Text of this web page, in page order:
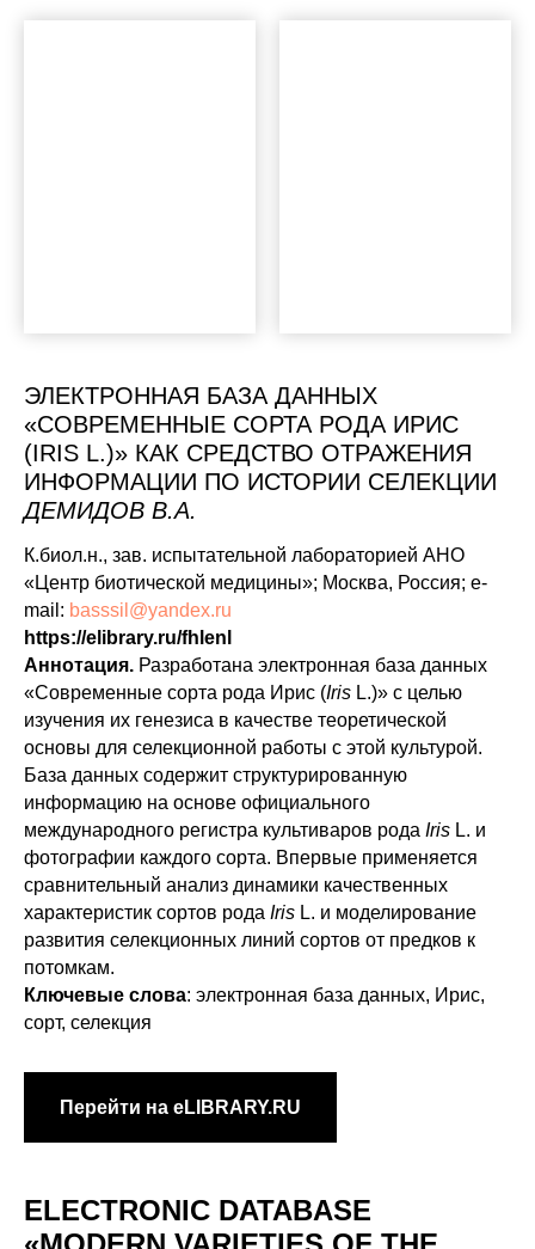
ЭЛЕКТРОННАЯ БАЗА ДАННЫХ
«СОВРЕМЕННЫЕ СОРТА РОДА ИРИС
(IRIS L.)» КАК СРЕДСТВО ОТРАЖЕНИЯ
ИНФОРМАЦИИ ПО ИСТОРИИ СЕЛЕКЦИИ
ДЕМИДОВ В.А.
К.биол.н., зав. испытательной лабораторией АНО
«Центр биотической медицины»; Москва, Россия; e-
mail: basssil@yandex.ru
https://elibrary.ru/fhlenl
Аннотация. Разработана электронная база данных
«Современные сорта рода Ирис (Iris L.)» с целью
изучения их генезиса в качестве теоретической
основы для селекционной работы с этой культурой.
База данных содержит структурированную
информацию на основе официального
международного регистра культиваров рода Iris L. и
фотографии каждого сорта. Впервые применяется
сравнительный анализ динамики качественных
характеристик сортов рода Iris L. и моделирование
развития селекционных линий сортов от предков к
потомкам.
Ключевые слова: электронная база данных, Ирис,
сорт, селекция
Перейти на eLIBRARY.RU
ELECTRONIC DATABASE